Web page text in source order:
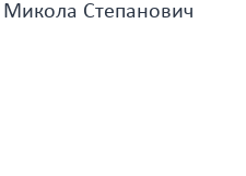
Микола Степанович